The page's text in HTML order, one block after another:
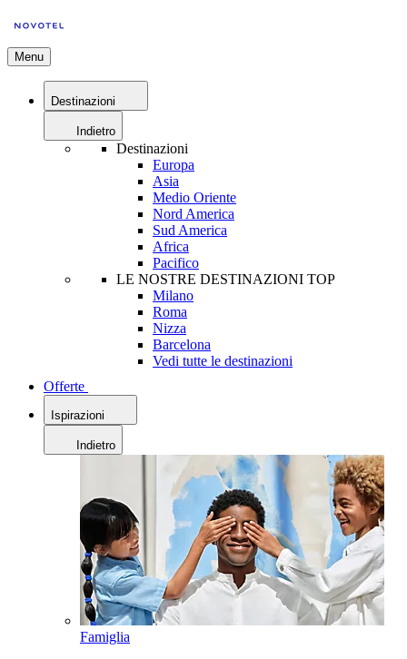
Menu
Destinazioni
Indietro
Destinazioni
Europa
Asia
Medio Oriente
Nord America
Sud America
Africa
Pacifico
LE NOSTRE DESTINAZIONI TOP
Milano
Roma
Nizza
Barcelona
Vedi tutte le destinazioni
Offerte
Ispirazioni
Indietro
Famiglia